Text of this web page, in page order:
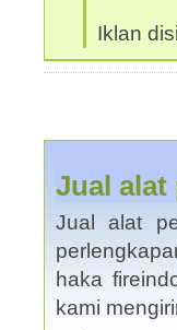
Iklan
Jual alat
Jual alat
haka
kami